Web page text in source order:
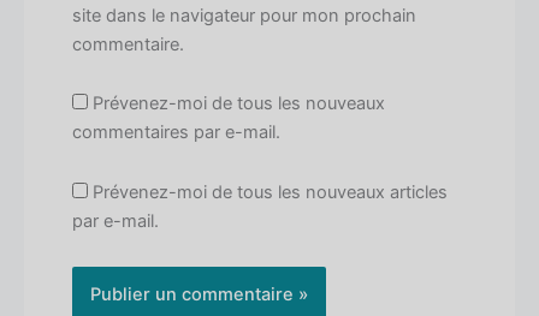
site dans le navigateur pour mon prochain
commentaire.
Prévenez-moi de tous les nouveaux
commentaires par e-mail.
Prévenez-moi de tous les nouveaux articles
par e-mail.